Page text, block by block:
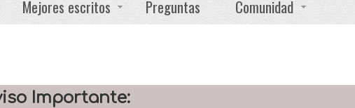
Mejores escritos Preguntas Comunidad
Importante: